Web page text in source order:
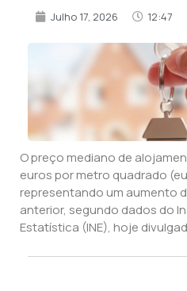
Julho 17, 2026 12:47
O preço mediano de
euros por metro quadrado
representando um aumento
anterior, segundo dados do
Estatística (INE), hoje